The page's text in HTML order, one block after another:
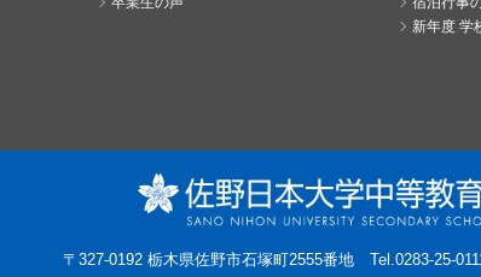
新年度 学
〒327-0192 栃木県佐野市石塚町2555番地 Tel.0283-25-